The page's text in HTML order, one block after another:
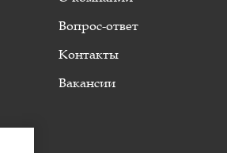
Вопрос-ответ
Контакты
Вакансии